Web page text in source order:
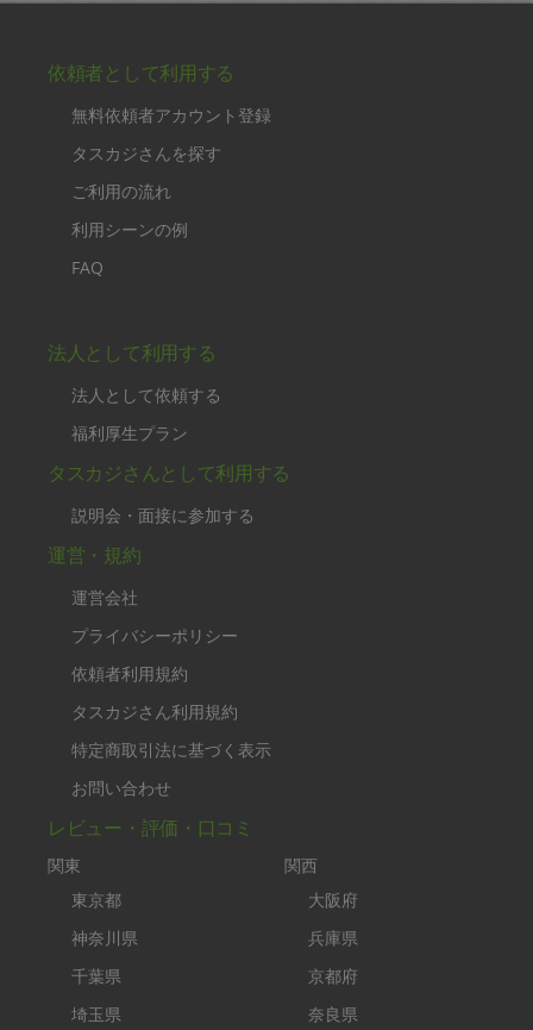
依頼者として利用する
無料依頼者アカウント登録
タスカジさんを探す
ご利用の流れ
利用シーンの例
FAQ
法人として利用する
法人として依頼する
福利厚生プラン
タスカジさんとして利用する
説明会・面接に参加する
運営・規約
運営会社
プライバシーポリシー
依頼者利用規約
タスカジさん利用規約
特定商取引法に基づく表示
お問い合わせ
レビュー・評価・口コミ
関東
東京都
神奈川県
千葉県
埼玉県
関西
大阪府
兵庫県
京都府
奈良県